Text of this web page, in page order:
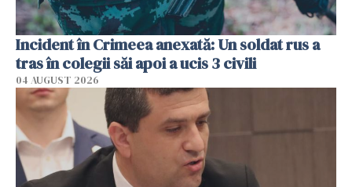
Incident în Crimeea anexată: Un soldat rus a
tras în colegii săi apoi a ucis 3 civili
04 AUGUST 2026